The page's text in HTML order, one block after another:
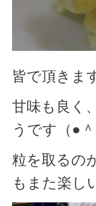
皆で頂きま
甘味も良く
うです（●＾
粒を取るの
もまた楽し